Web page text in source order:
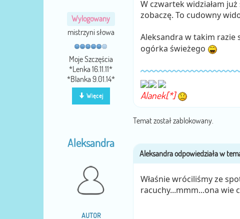
Wylogowany
mistrzyni słowa
Moje Szczęścia
*Lenka 16.11.11*
*Blanka 9.01.14*
Więcej
W czwartek widziałam
zobaczę. To cudowny
Aleksandra w takim razie
ogórka świeżego
Alanek[*]
Temat został zablokowany.
Aleksandra
AUTOR
Właśnie wróciliśmy ze
racuchy...mmm...ona wie